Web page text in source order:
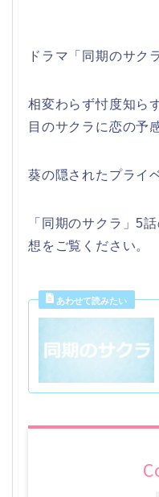
ドラマ「同期のサク
相変わらず忖度知ら
目のサクラに恋の予
葵の隠されたプライ
「同期のサクラ」5
想をご覧ください。